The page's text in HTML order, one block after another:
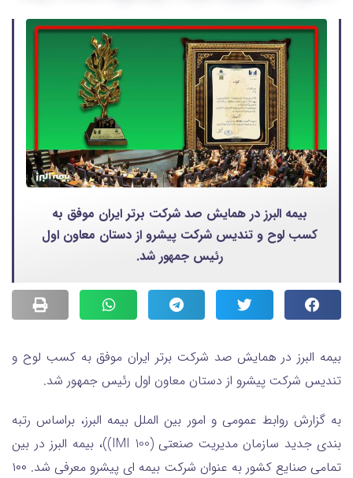
بیمه البرز در همایش صد شرکت برتر ایران موفق به
کسب لوح و تندیس شرکت پیشرو از دستان معاون اول
رئیس جمهور شد.
بیمه البرز در همایش صد شرکت برتر ایران موفق به کسب لوح و
تندیس شرکت پیشرو از دستان معاون اول رئیس جمهور شد.
به گزارش روابط عمومی و امور بین الملل بیمه البرز، براساس رتبه
بندی جدید سازمان مدیریت صنعتی (IMI 100))، بیمه البرز در بین
تمامی صنایع کشور به عنوان شرکت بیمه ای پیشرو معرفی شد. ۱۰۰